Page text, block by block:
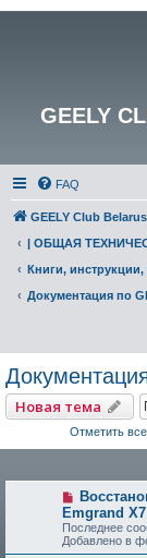
GEELY
FAQ
GEELY Club Belarus
| ОБЩАЯ
Книги,
Документация по
Новая тема
Отметить
Emgrand X7
Последнее
Добавлено в